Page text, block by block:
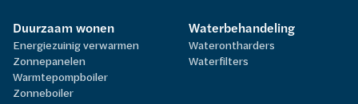
Duurzaam wonen
Energiezuinig verwarmen
Zonnepanelen
Warmtepompboiler
Zonneboiler
Waterbehandeling
Waterontharders
Waterfilters